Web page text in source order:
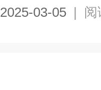
2025-03-05 | 阅